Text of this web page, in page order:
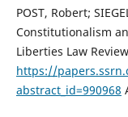
POST, Robert;
Constitutionalism
Liberties Law
https://
abstract_id=990968